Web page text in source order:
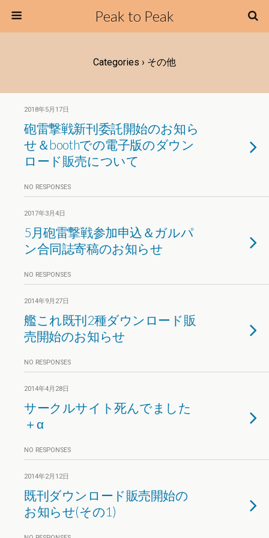
Peak to Peak
Categories › その他
2018年5月17日
砲雷撃戦新刊委託開始のお知ら
せ＆boothでの電子版のダウン
ロード販売について
NO RESPONSES
2017年3月4日
5月砲雷撃戦参加申込＆ガルパ
ン合同誌寄稿のお知らせ
NO RESPONSES
2014年9月27日
艦これ既刊2種ダウンロード販
売開始のお知らせ
NO RESPONSES
2014年4月28日
サークルサイト死んでました
＋α
NO RESPONSES
2014年2月12日
既刊ダウンロード販売開始の
お知らせ(その1)